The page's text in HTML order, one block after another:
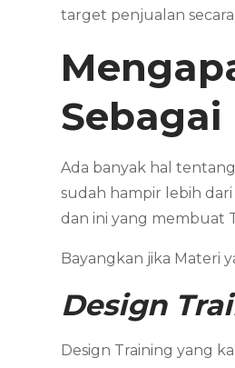
target penjualan
Ada banyak hal
sudah hampir lebih
dan ini yang membuat
Bayangkan jika Materi
Design
Design Training yang